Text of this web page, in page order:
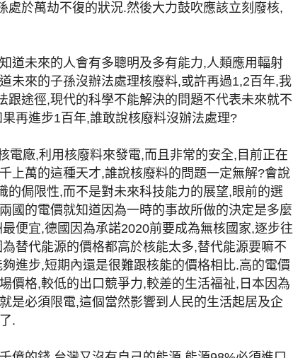
處於萬劫不復的狀況.然後大力鼓吹應該立刻廢核,
道未來的人會有多聰明及多有能力,人類應用輻射
未來的子孫沒辦法處理核廢料,或許再過1,2百年,我
跟途徑,現代的科學不能解決的問題不代表未來就不
再進步1百年,誰敢說核廢料沒辦法處理?
電廠,利用核廢料來發電,而且非常的安全,目前正在
上萬的這種天才,誰說核廢料的問題一定無解?會說
的侷限性,而不是對未來科技能力的展望,眼前的選
國的電價就知道因為一時的事故所做的決定是多麼
便宜,德國因為承諾2020前要成為無核國家,逐步往
替代能源的價格都高於核能太多,替代能源要嘛不
進步,短期內還是很難跟核能的價格相比.高的電價
價格,較低的出口競爭力,較差的生活福祉,日本因為
是必須限電,這個當然影響到人民的生活起居及企
.